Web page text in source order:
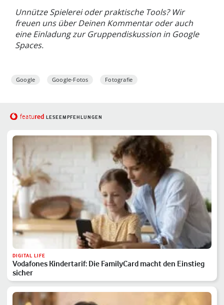
Unnütze Spielerei oder praktische Tools? Wir
freuen uns über Deinen Kommentar oder auch
eine Einladung zur Gruppendiskussion in Google
Spaces.
Google Google-Fotos Fotografie
featured LESEEMPFEHLUNGEN
DIGITAL LIFE
Vodafones Kindertarif: Die FamilyCard macht den Einstieg
sicher